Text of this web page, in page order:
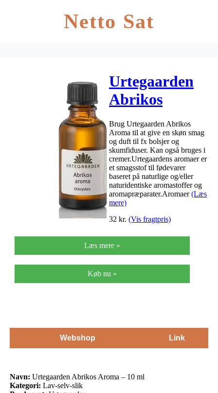
Netto Sat
Urtegaarden
Abrikos
Aroma – 10 ml
Brug Urtegaarden Abrikos
Aroma til at give en skøn smag
og duft til fx bolsjer og
skumfiduser. Kan også bruges i
cremer.Urtegaardens aromaer er
et smagsstof til fødevarer
baseret på naturlige og/eller
naturidentiske aromastoffer og
aromapræparater.Aromaer(Læs
mere)
32 kr. (Vis fragtpris)
Læs mere »
Køb nu »
Webshop Link
Navn: Urtegaarden Abrikos Aroma – 10 ml
Kategori: Lav-selv-slik